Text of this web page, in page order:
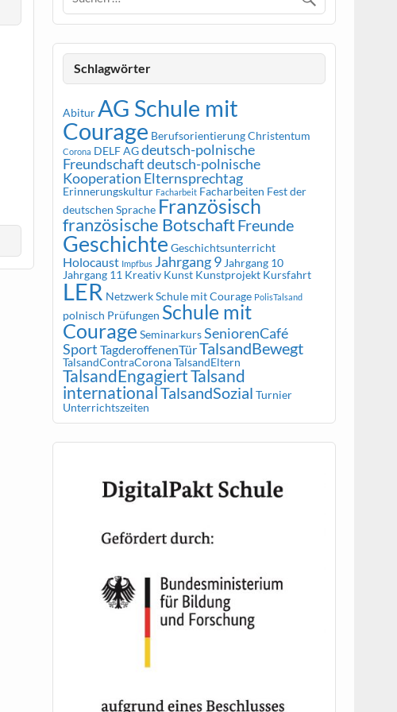
Schlagwörter
AbiturAG Schule mit
Courage BerufsorientierungChristentum
Corona DELF AGdeutsch-polnische
Freundschaftdeutsch-polnische
Kooperation Elternsprechtag
Erinnerungskultur Facharbeit Facharbeiten Fest der
deutschen Sprache Französisch
französische BotschaftFreunde
Geschichte Geschichtsunterricht
Holocaust Impfbus Jahrgang 9 Jahrgang 10
Jahrgang 11 Kreativ Kunst Kunstprojekt Kursfahrt
LER Netzwerk Schule mit Courage PolisTalsand
polnisch Prüfungen Schule mit
Courage SeminarkursSeniorenCafé
Sport TagderoffenenTürTalsandBewegt
TalsandContraCoronaTalsandEltern
TalsandEngagiertTalsand
internationalTalsandSozial Turnier
Unterrichtszeiten